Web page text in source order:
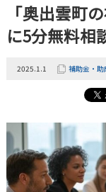
「奥出雲町
に5分無料相
2025.1.1 補助金・助